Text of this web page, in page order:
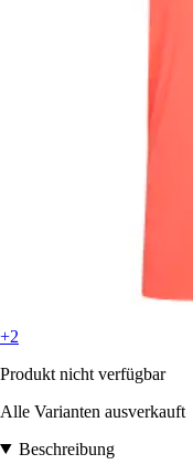
+2
Produkt nicht verfügbar
Alle Varianten ausverkauft
Beschreibung